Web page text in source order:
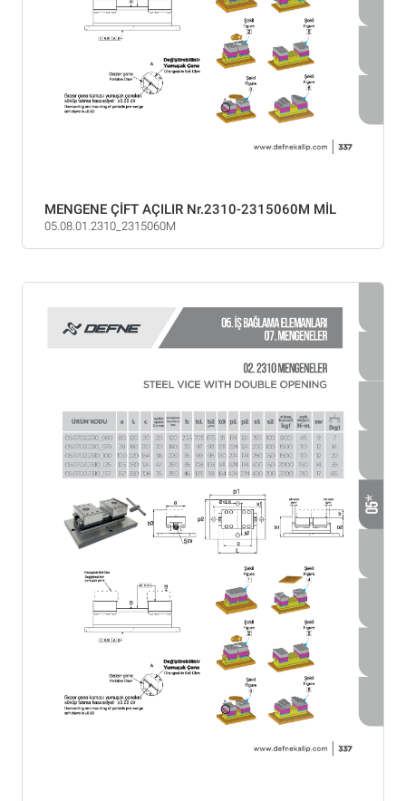
MENGENE ÇİFT AÇILIR Nr.2310-2315060M MİL
05.08.01.2310_2315060M